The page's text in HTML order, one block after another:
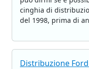
cinghia di
del 1998, prima di
Distribuzione